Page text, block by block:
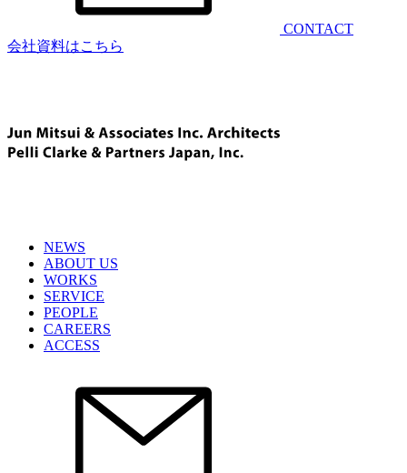
CONTACT
会社資料はこちら
NEWS
ABOUT US
WORKS
SERVICE
PEOPLE
CAREERS
ACCESS